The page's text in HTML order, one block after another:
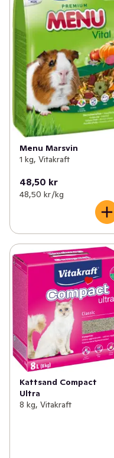
Menu Marsvin
1 kg, Vitakraft
48,50 kr
48,50 kr /kg
Kattsand Compact
Ultra
8 kg, Vitakraft